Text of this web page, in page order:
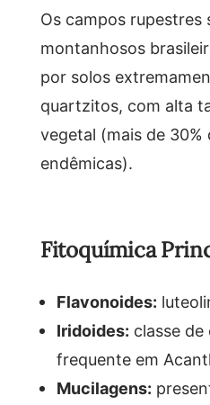
Os campos rupestres
montanhosos
por solos
quartzitos, com alta
vegetal (mais de 30%
endêmicas).
Fitoquímica
Flavonoides:
Iridoides: classe
frequente em
Mucilagens: